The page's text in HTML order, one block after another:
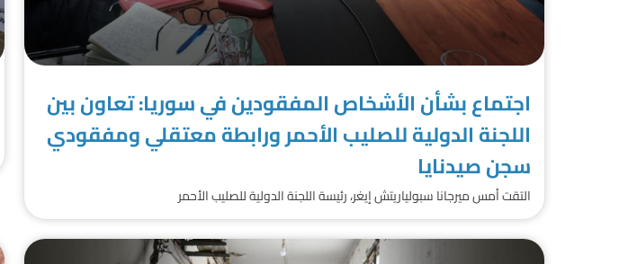
اجتماع بشأن الأشخاص المفقودين في سوريا: تعاون بين
اللجنة الدولية للصليب الأحمر ورابطة معتقلي ومفقودي
سجن صيدنايا
التقت أمس ميرجانا سبولياريتش إيغر، رئيسة اللجنة الدولية للصليب الأحمر